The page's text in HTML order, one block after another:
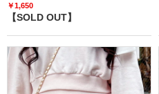
￥1,650
【SOLD OUT】